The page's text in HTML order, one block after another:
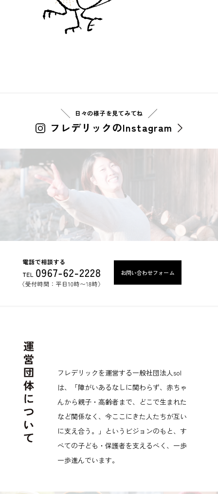
日々の様子を見てみてね
フレデリックのInstagram
お問い合わせフォーム
フレデリックを運営する一般社団法人sol
は、「障がいあるなしに関わらず、赤ちゃ
んから親子・高齢者まで、どこで生まれた
など関係なく、今ここにきた人たちが互い
に支え合う。」というビジョンのもと、す
べての子ども・保護者を支えるべく、一歩
一歩進んでいます。